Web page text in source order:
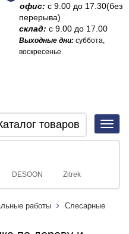
офис:с 9.00 до 17.30(без
перерыва)
склад:с 9.00 до 17.00
Выходные дни:суббота,
воскресенье
товаров
DESOON Zitrek
работы
Слесарные